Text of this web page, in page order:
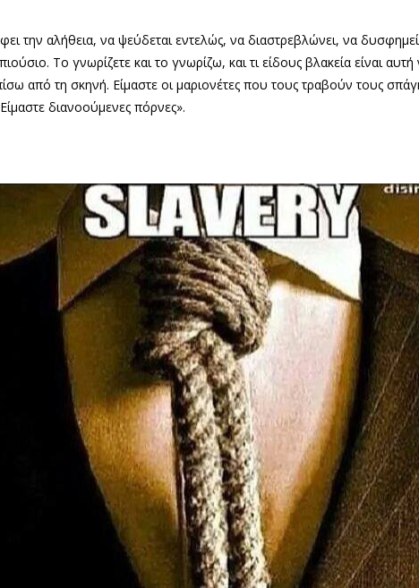
την αλήθεια, να ψεύδεται εντελώς, να διαστρεβλώνει, να
Το γνωρίζετε και το γνωρίζω, και τι είδους βλακεία είναι
από τη σκηνή. Είμαστε οι μαριονέτες που τους τραβούν τους
διανοούμενες πόρνες».